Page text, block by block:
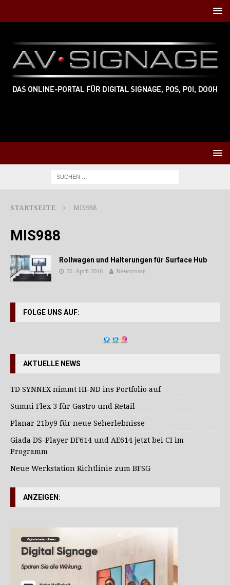
STARTSEITE MIS988
MIS988
Rollwagen und Halterungen für Surface Hub
25. April 2016 Newsroom
FOLGE UNS AUF:
AKTUELLE NEWS
TD SYNNEX nimmt HI-ND ins Portfolio auf
Sumni Flex 3 für Gastro und Retail
Planar 21by9 für neue Seherlebnisse
Giada DS-Player DF614 und AE614 jetzt bei CI im
Programm
Neue Werkstation Richtlinie zum BFSG
ANZEIGEN: